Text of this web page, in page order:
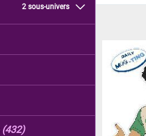
2 sous-univers
(432)